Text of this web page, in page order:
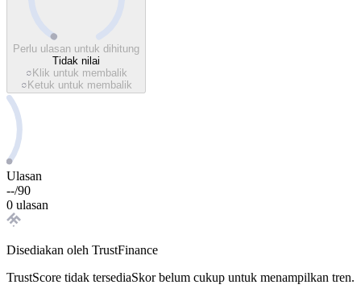
Perlu ulasan untuk dihitung
Tidak nilai
Klik untuk membalik
Ketuk untuk membalik
Ulasan
--/90
0 ulasan
Disediakan oleh TrustFinance
TrustScore tidak tersediaSkor belum cukup untuk menampilkan tren.